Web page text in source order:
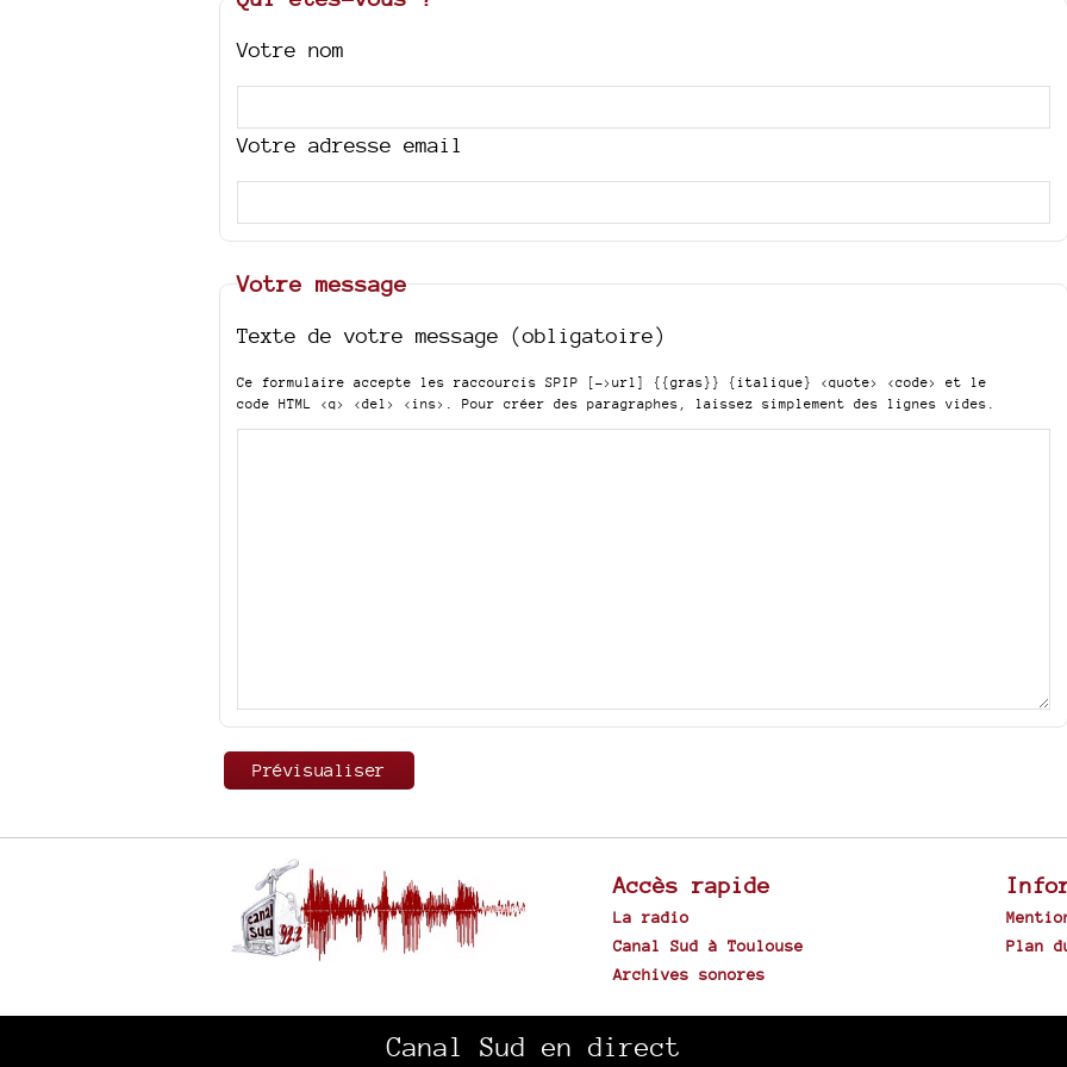
Votre nom
Votre adresse email
Votre message
Texte de votre message (obligatoire)
Ce formulaire accepte les raccourcis SPIP [->url] {{gras}} {italique} <quote> <code>
et le
code HTML <q> <del> <ins> . Pour créer des paragraphes, laissez simplement des lignes vides.
Accès rapide
La radio
Canal Sud à Toulouse
Archives sonores
Plan
Spip
Canal Sud en direct